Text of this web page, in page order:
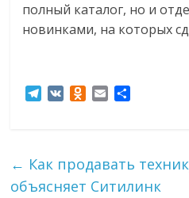
полный каталог, но и
новинками, на которых
T
r
a
O
l
a
в
и
← Как продавать
объясняет Ситилинк